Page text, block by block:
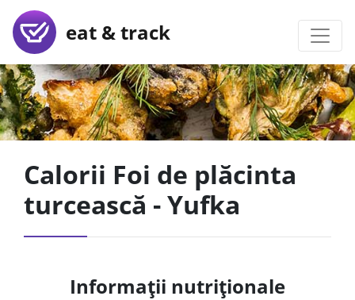
eat & track
Calorii Foi de plăcinta
turcească - Yufka
Informații nutriționale